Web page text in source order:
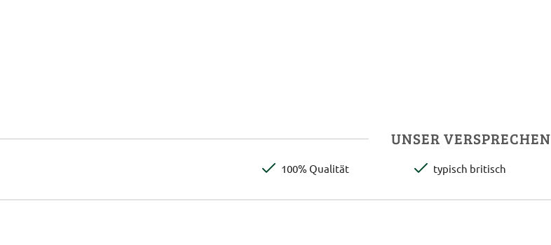
UNSER VERSPRECHEN
100% Qualität typisch britisch